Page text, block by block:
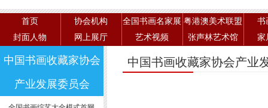
首页 协会机构 全国书画名家展 粤港澳美术联盟
书
封面人物
网上展厅 艺术视频 张声林艺术馆 家
中国书画收藏家协会
产业发展委员会
中国书画收藏家协会产业